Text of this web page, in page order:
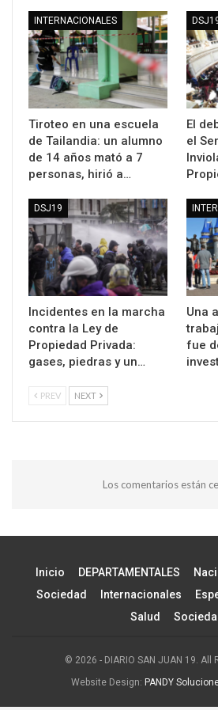
INTERNACIONALES
Tiroteo en una escuela
de Tailandia: un alumno
de 14 años mató a 7
personas, hirió a…
El
el
DSJ19
Incidentes en la marcha
contra la Ley de
Propiedad Privada:
gases, piedras y un…
Una
fue
PREV NEXT
Los comentarios están
Inicio DEPARTAMENTALES
Sociedad
Internacionales
Salud
© 2026 - DIARIO SAN JUAN 19. All
Website Design: PANDY